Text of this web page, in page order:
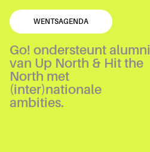
WENTSAGENDA
Go! ondersteunt alumni
van Up North & Hit the
North met
(inter)nationale
ambities.